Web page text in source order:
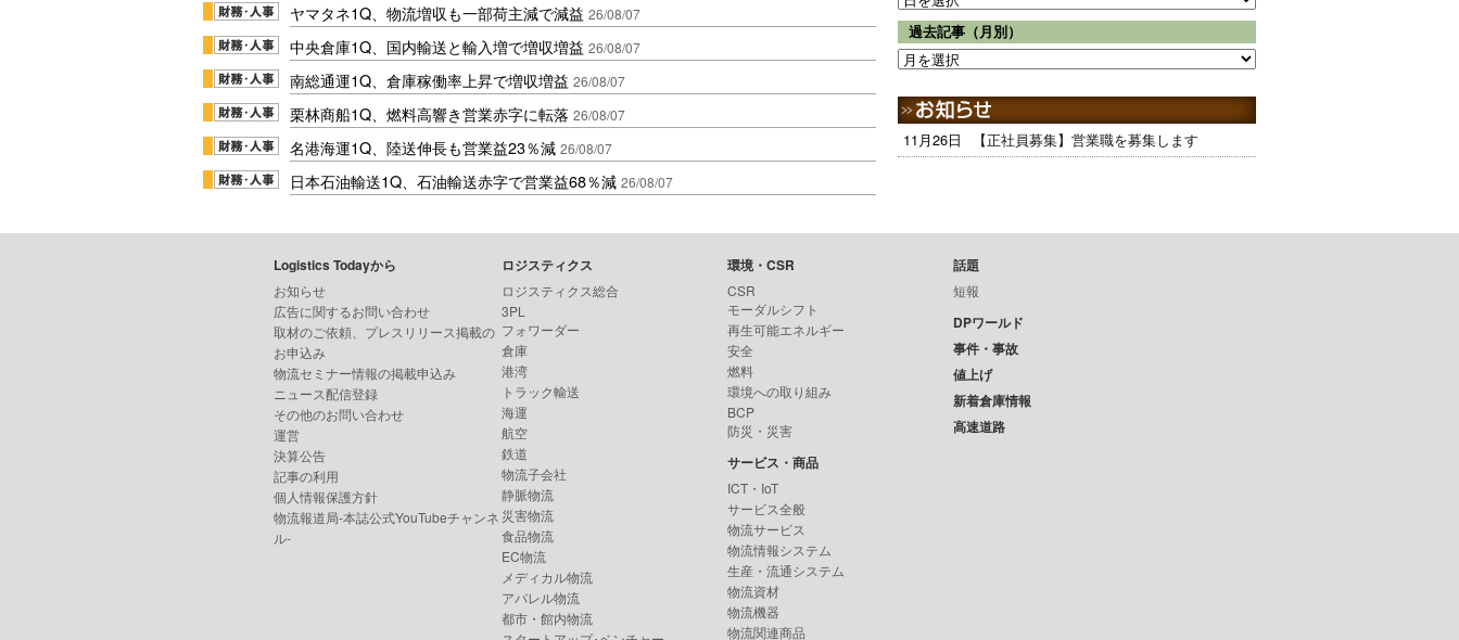
ヤマタネ1Q、物流増収も一部荷主減で減益 26/08/07
中央倉庫1Q、国内輸送と輸入増で増収増益 26/08/07
南総通運1Q、倉庫稼働率上昇で増収増益 26/08/07
栗林商船1Q、燃料高響き営業赤字に転落 26/08/07
名港海運1Q、陸送伸長も営業益23％減 26/08/07
日本石油輸送1Q、石油輸送赤字で営業益68％減 26/08/07
過去記事（月別）
11月26日 【正社員募集】営業職を募集します
Logistics Todayから
お知らせ
広告に関するお問い合わせ
取材のご依頼、プレスリリース掲載の
お申込み
物流セミナー情報の掲載申込み
ニュース配信登録
その他のお問い合わせ
運営
決算公告
記事の利用
個人情報保護方針
物流報道局-本誌公式YouTubeチャンネ
ル-
ロジスティクス
ロジスティクス総合
3PL
フォワーダー
倉庫
港湾
トラック輸送
海運
航空
鉄道
物流子会社
静脈物流
災害物流
食品物流
EC物流
メディカル物流
アパレル物流
都市・館内物流
環境・CSR
CSR
モーダルシフト
再生可能エネルギー
安全
燃料
環境への取り組み
BCP
防災・災害
サービス・商品
ICT・IoT
サービス全般
物流サービス
物流情報システム
生産・流通システム
物流資材
物流機器
物流関連商品
話題
短報
DPワールド
事件・事故
値上げ
新着倉庫情報
高速道路